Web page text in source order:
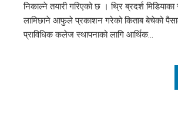
निकाल्ने तयारी गरिएको छ । थ्रि ब्रदर्श
लामिछाने आफुले प्रकाशन गरेको किताब बेचेको
प्राविधिक कलेज स्थापनाको लागि आर्थिक…